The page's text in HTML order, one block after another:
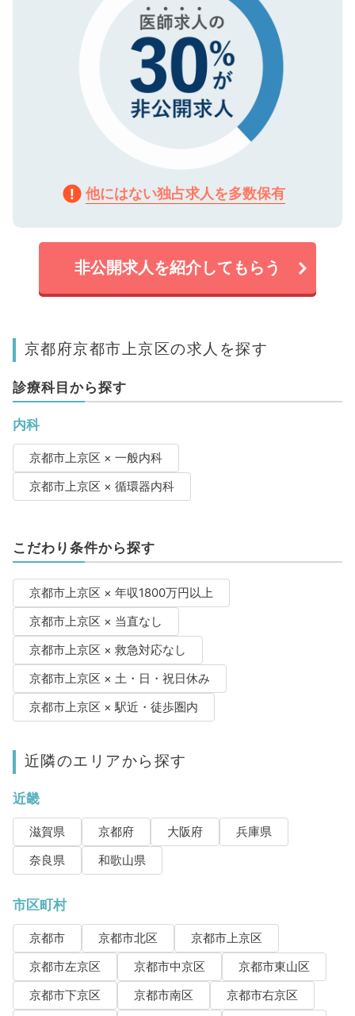
他にはない独占求人を多数保有
非公開求人を紹介してもらう
京都府京都市上京区の求人を探す
診療科目から探す
内科
京都市上京区 × 一般内科
京都市上京区 × 循環器内科
こだわり条件から探す
京都市上京区 × 年収1800万円以上
京都市上京区 × 当直なし
京都市上京区 × 救急対応なし
京都市上京区 × 土・日・祝日休み
京都市上京区 × 駅近・徒歩圏内
近隣のエリアから探す
近畿
滋賀県 京都府 大阪府
兵庫県
奈良県
和歌山県
市区町村
京都市 京都市北区
京都市上京区
京都市左京区
京都市中京区
京都市東山区
京都市下京区
京都市南区
京都市右京区